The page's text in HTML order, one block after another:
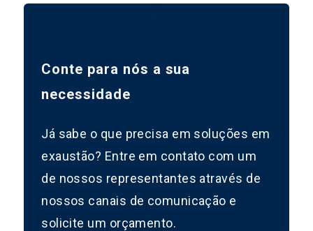
Conte para nós a sua
necessidade
Já sabe o que precisa em soluções em
exaustão? Entre em contato com um
de nossos representantes através de
nossos canais de comunicação e
solicite um orçamento.